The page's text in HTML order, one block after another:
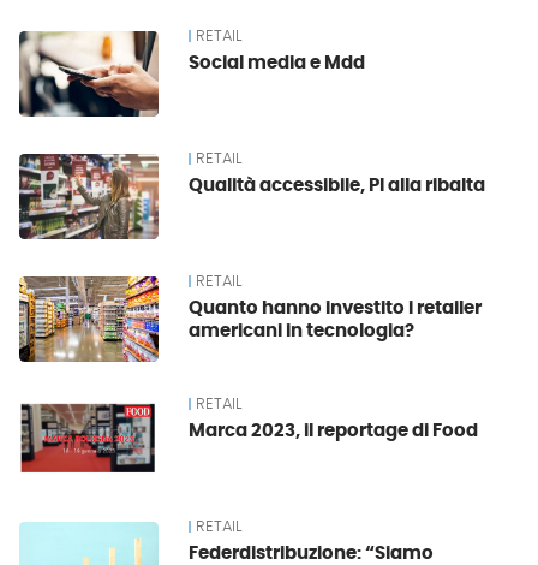
RETAIL
Social media e Mdd
RETAIL
Qualità accessibile, Pl alla ribalta
RETAIL
Quanto hanno investito i retailer
americani in tecnologia?
RETAIL
Marca 2023, il reportage di Food
RETAIL
Federdistribuzione: “Siamo